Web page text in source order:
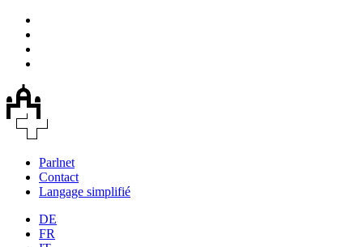
Parlnet
Contact
Langage simplifié
DE
FR